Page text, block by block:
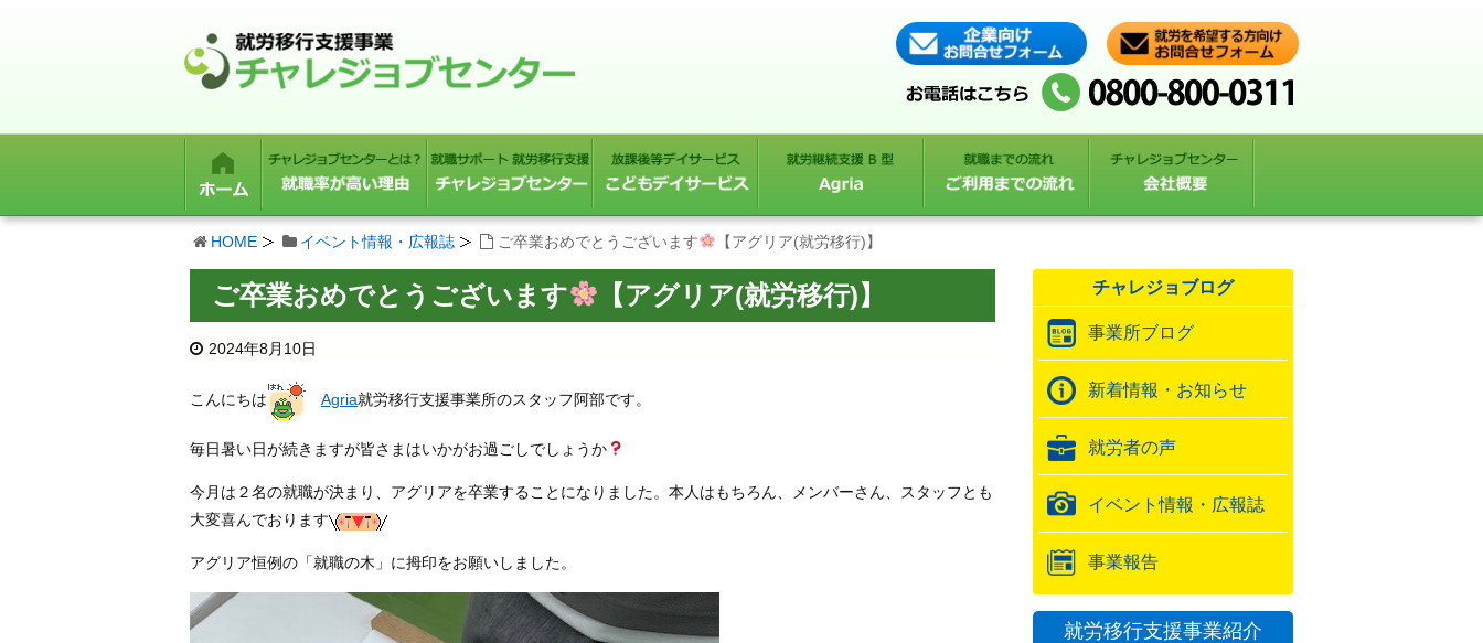
HOME イベント情報・広報誌 ご卒業おめでとうございます 【アグリア(就労移行)】
ご卒業おめでとうございます 【アグリア(就労移行)】
2024年8月10日
こんにちは Agria就労移行支援事業所のスタッフ阿部です。
毎日暑い日が続きますが皆さまはいかがお過ごしでしょうか
今月は２名の就職が決まり、アグリアを卒業することになりました。本人はもちろん、メンバーさん、スタッフとも
大変喜んでおります
アグリア恒例の「就職の木」に拇印をお願いしました。
チャレジョブログ
事業所ブログ
新着情報・お知らせ
就労者の声
イベント情報・広報誌
事業報告
就労移行支援事業紹介